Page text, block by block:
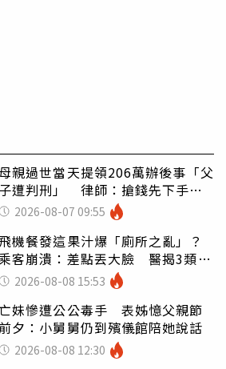
母親過世當天提領206萬辦後事「父
子遭判刑」 律師：搶錢先下手是
2026-08-07 09:55
機餐發這果汁爆「廁所之亂」？
客崩潰：差點丟大臉 醫揭3類人
亂喝
2026-08-08 15:53
妹慘遭公公毒手 表姊憶父親節
夕：小舅舅仍到殯儀館陪她說話
2026-08-08 12:30